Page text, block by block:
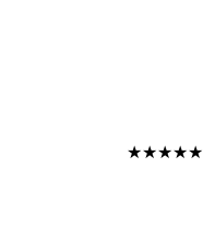
★★★★★